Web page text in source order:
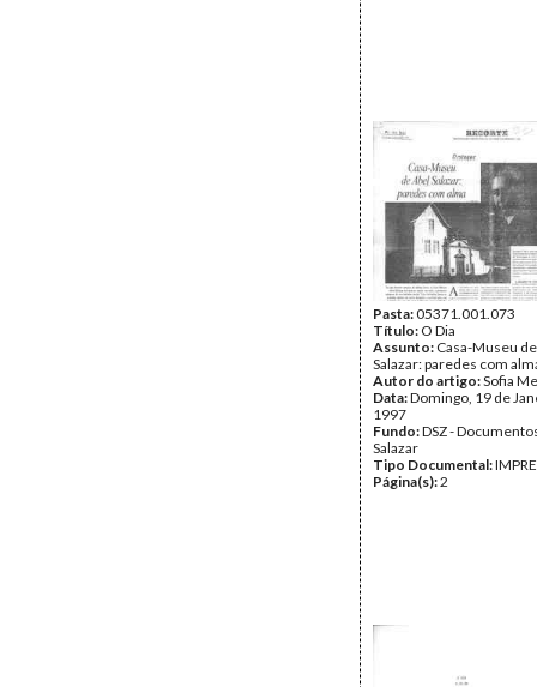
Pasta:05371.001.073
Título: O Dia
Assunto: Casa-Museu
Salazar: paredes com
Autor do artigo:Sofia
Data:Domingo, 19 de
1997
Fundo:DSZ -
Salazar
Tipo Documental:
Página(s):2